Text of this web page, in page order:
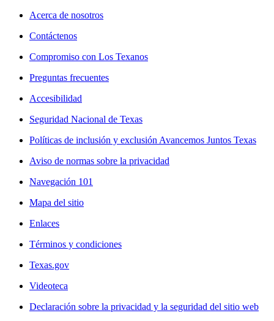
Acerca de nosotros
Contáctenos
Compromiso con Los Texanos
Preguntas frecuentes
Accesibilidad
Seguridad Nacional de Texas
Políticas de inclusión y exclusión Avancemos Juntos Texas
Aviso de normas sobre la privacidad
Navegación 101
Mapa del sitio
Enlaces
Términos y condiciones
Texas.gov
Videoteca
Declaración sobre la privacidad y la seguridad del sitio web